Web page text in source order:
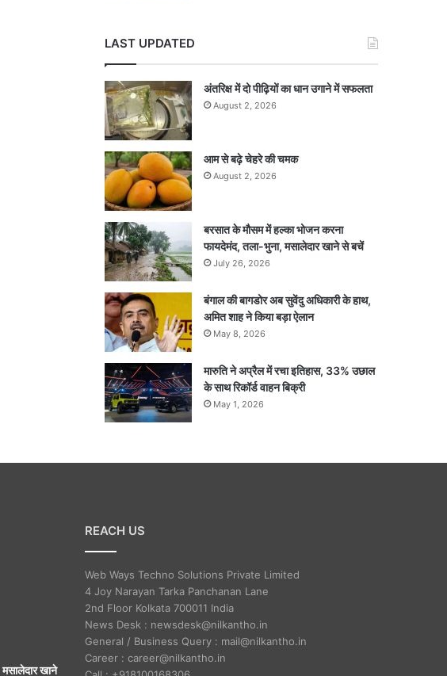
LAST UPDATED
अंतरिक्ष में दो पीढ़ियों का धान उगाने में सफलता
August 2, 2026
आम से बढ़े चेहरे की चमक
August 2, 2026
बरसात के मौसम में हल्का भोजन करना
फायदेमंद, तला-भुना, मसालेदार खाने से बचें
July 26, 2026
बंगाल की बागडोर अब सुवेंदु अधिकारी के हाथ,
अमित शाह ने किया बड़ा ऐलान
May 8, 2026
मारुति ने अप्रैल में रचा इतिहास, 33% उछाल
के साथ रिकॉर्ड वाहन बिक्री
May 1, 2026
खाने
REACH US
Web Ways Techno Solutions Private Limited
4 Joy Narayan Tarka Panchanan Lane
2nd Floor Kolkata 700011 India
News Desk : newsdesk@nilkantho.in
General / Business Query : mail@nilkantho.in
Career : career@nilkantho.in